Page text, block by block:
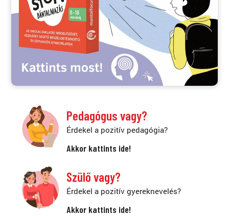
Pedagógus vagy?
Érdekel a pozitív pedagógia?
Akkor kattints ide!
Szülő vagy?
Érdekel a pozitív gyereknevelés?
Akkor kattints ide!